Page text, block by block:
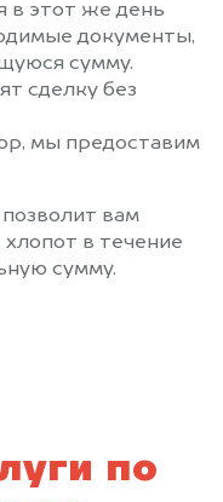
в этот же день
документы,
сумму.
сделку без
мы предоставим
вам
хлопот в течение
сумму.
по